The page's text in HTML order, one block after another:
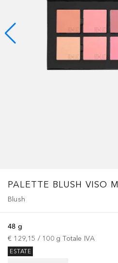
PALETTE BLUSH VISO
Blush
48 g
€ 129,15 / 100 g Totale IVA
ESTATE